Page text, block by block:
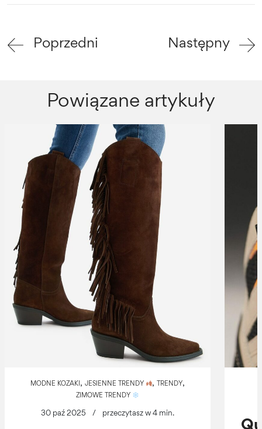
Poprzedni Następny
Powiązane artykuły
MODNE KOZAKI , JESIENNE TRENDY ,TRENDY,
ZIMOWE TRENDY
30 paź 2025 / przeczytasz w 4 min.